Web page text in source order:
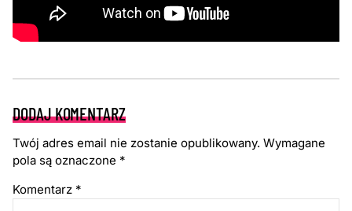
DODAJ KOMENTARZ
Twój adres email nie zostanie opublikowany. Wymagane
pola są oznaczone *
Komentarz *